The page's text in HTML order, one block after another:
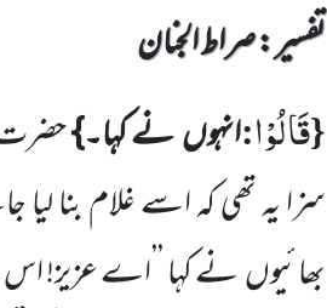
تفسیر : ‎صراط الجنان
{قَالُوْا:انہوں نے کہا۔}
سزا یہ تھی کہ اسے غلام بنا
بھائیوں نے کہا ’’اے عزیز!